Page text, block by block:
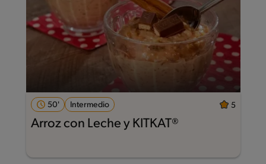
50' Intermedio 5
Arroz con Leche y KITKAT®